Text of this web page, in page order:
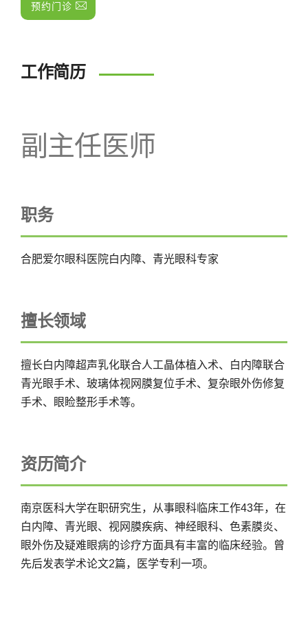
预约门诊
工作简历
副主任医师
职务
合肥爱尔眼科医院白内障、青光眼科专家
擅长领域
擅长白内障超声乳化联合人工晶体植入术、白内障联合
青光眼手术、玻璃体视网膜复位手术、复杂眼外伤修复
手术、眼睑整形手术等。
资历简介
南京医科大学在职研究生，从事眼科临床工作43年，在
白内障、青光眼、视网膜疾病、神经眼科、色素膜炎、
眼外伤及疑难眼病的诊疗方面具有丰富的临床经验。曾
先后发表学术论文2篇，医学专利一项。